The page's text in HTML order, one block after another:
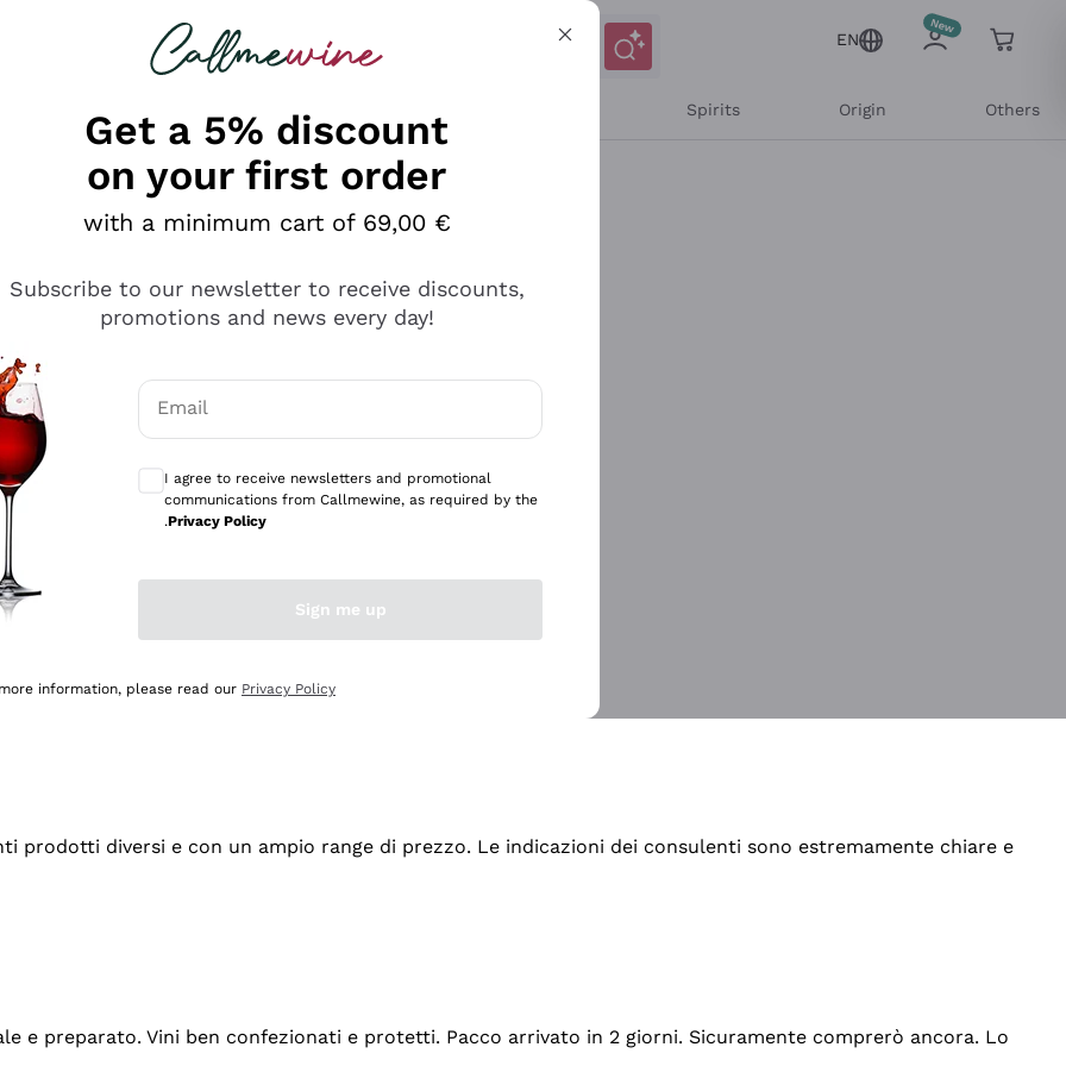
looking for
EN
Spirits Origin Others
professionalità
diversi e con un ampio range di prezzo. Le indicazioni dei consulenti sono estremamente chiare e
e preparato. Vini ben confezionati e protetti. Pacco arrivato in 2 giorni. Sicuramente comprerò ancora. Lo
Get a 5% discount
on your first order
with a minimum cart of 69,00 €
Subscribe to our newsletter to receive discounts,
promotions and news every day!
Email
I agree to receive newsletters and promotional
communications from Callmewine, as required by the
.Privacy Policy
Sign me up
information, please read our Privacy Policy